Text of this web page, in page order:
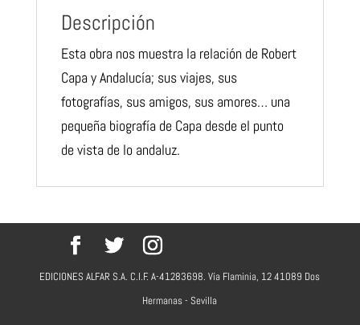
Descripción
Esta obra nos muestra la relación de Robert
Capa y Andalucía; sus viajes, sus
fotografías, sus amigos, sus amores… una
pequeña biografía de Capa desde el punto
de vista de lo andaluz.
EDICIONES ALFAR S.A. C.I.F. A-41283698. Vía Flaminia, 12 41089 Dos
Hermanas - Sevilla